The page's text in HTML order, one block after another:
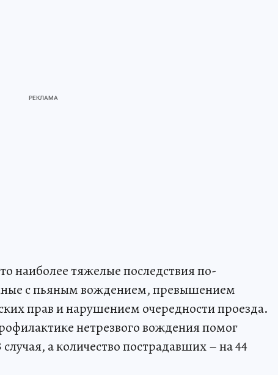
наиболее тяжелые последствия по-
с пьяным вождением, превышением
прав и нарушением очередности проезда.
нетрезвого вождения помог
а количество пострадавших – на 44